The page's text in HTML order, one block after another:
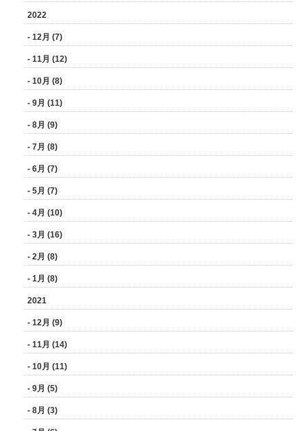
2022
- 12月 (7)
- 11月 (12)
- 10月 (8)
- 9月 (11)
- 8月 (9)
- 7月 (8)
- 6月 (7)
- 5月 (7)
- 4月 (10)
- 3月 (16)
- 2月 (8)
- 1月 (8)
2021
- 12月 (9)
- 11月 (14)
- 10月 (11)
- 9月 (5)
- 8月 (3)